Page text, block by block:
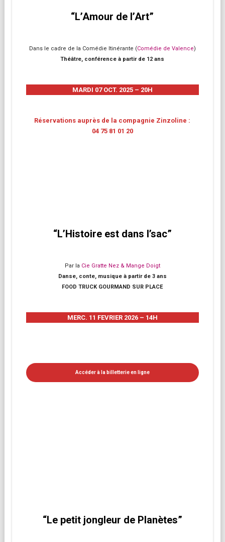
“L’Amour de l’Art”
Dans le cadre de la Comédie Itinérante (Comédie de Valence)
Théâtre, conférence à partir de 12 ans
MARDI 07 OCT. 2025 – 20H
Réservations auprès de la compagnie Zinzoline :
04 75 81 01 20
“L’Histoire est dans l’sac”
Par la Cie Gratte Nez & Mange Doigt
Danse, conte, musique à partir de 3 ans
FOOD TRUCK GOURMAND SUR PLACE
MERC. 11 FEVRIER 2026 – 14H
Accéder à la billetterie en ligne
“Le petit jongleur de Planètes”